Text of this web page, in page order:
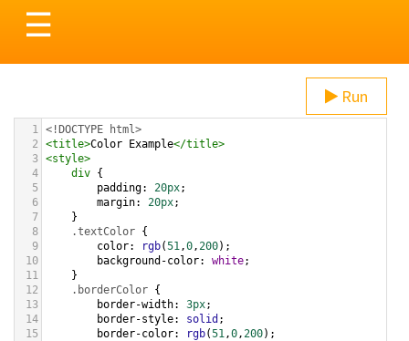
Toggle
navigation
☰
Run
1 <!DOCTYPE html>
2
<title>Color Example</title>
3 <style>
4
div {
5
padding: 20px;
6
margin: 20px;
7
}
8
.textColor {
9
color: rgb(51,0,200);
10
background-color: white;
11
}
12
.borderColor {
13
border-width: 3px;
14
border-style: solid ;
15
border-color: rgb(51,0,200);